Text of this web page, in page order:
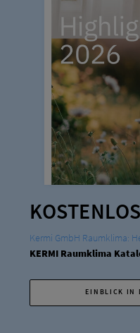
Kermi GmbH Raumklima:
KERMI Raumklima
EINBLICK IN